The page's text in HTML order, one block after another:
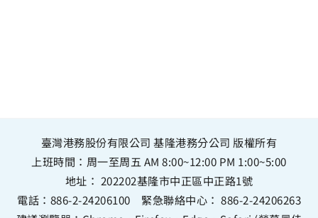
臺灣港務股份有限公司 基隆港務分公司 版權所有
上班時間：周一至周五 AM 8:00~12:00 PM 1:00~5:00
地址： 202202基隆市中正區中正路1號
電話： 886-2-24206100 緊急聯絡中心： 886-2-24206263